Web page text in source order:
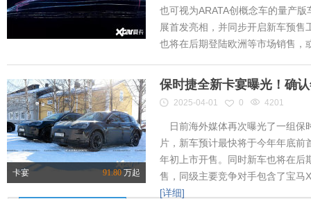
也可视为ARATA创概念车的量产
展首发亮相，并同步开启新车预售
也将在后期登陆欧洲等市场销售，
卡宴 91.80万起
保时捷全新卡宴曝光！确
2025-04-01 0 4201
日前海外媒体再次曝光了一组保
片，新车预计最快将于今年年底
年初上市开售。同时新车也将在后
售，同级主要竞争对手包含了宝马
[详细]